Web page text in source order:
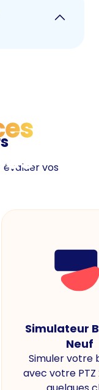
évaluer vos
Simulateur
Neuf
Simuler votre
avec votre PTZ